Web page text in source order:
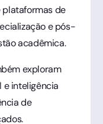
plataformas de
e pós-
acadêmica.
exploram
e inteligência
de